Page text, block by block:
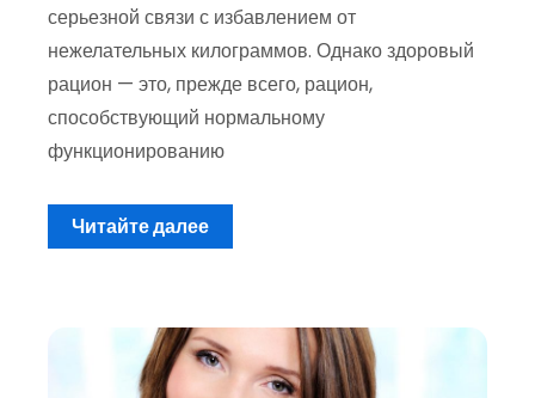
серьезной связи с избавлением от
нежелательных килограммов. Однако здоровый
рацион — это, прежде всего, рацион,
способствующий нормальному
функционированию
Читайте далее